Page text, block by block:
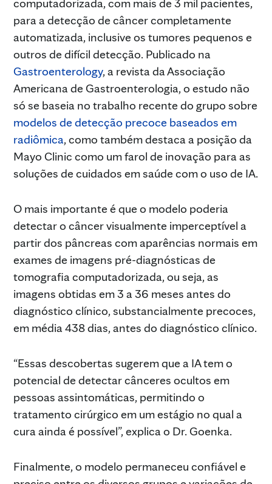
computadorizada, com mais de 3 mil pacientes,
para a detecção de câncer completamente
automatizada, inclusive os tumores pequenos e
outros de difícil detecção. Publicado na
Gastroenterology, a revista da Associação
Americana de Gastroenterologia, o estudo não
só se baseia no trabalho recente do grupo sobre
modelos de detecção precoce baseados em
radiômica, como também destaca a posição da
Mayo Clinic como um farol de inovação para as
soluções de cuidados em saúde com o uso de IA.
O mais importante é que o modelo poderia
detectar o câncer visualmente imperceptível a
partir dos pâncreas com aparências normais em
exames de imagens pré-diagnósticas de
tomografia computadorizada, ou seja, as
imagens obtidas em 3 a 36 meses antes do
diagnóstico clínico, substancialmente precoces,
em média 438 dias, antes do diagnóstico clínico.
“Essas descobertas sugerem que a IA tem o
potencial de detectar cânceres ocultos em
pessoas assintomáticas, permitindo o
tratamento cirúrgico em um estágio no qual a
cura ainda é possível”, explica o Dr. Goenka.
Finalmente, o modelo permaneceu confiável e